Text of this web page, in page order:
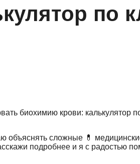
по
биохимию крови: калькулятор
объяснять сложные 💊
подробнее и я с радостью